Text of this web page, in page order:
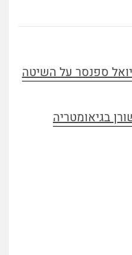
ספנסר על השיטה
בגיאומטריה